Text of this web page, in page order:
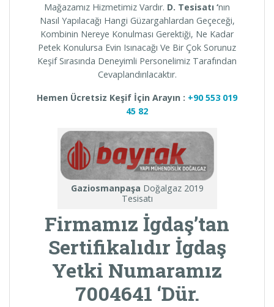
Mağazamız Hizmetimiz Vardır. D. Tesisatı ‘nın
Nasıl Yapılacağı Hangi Güzargahlardan Geçeceği,
Kombinin Nereye Konulması Gerektiği, Ne Kadar
Petek Konulursa Evin Isınacağı Ve Bir Çok Sorunuz
Keşif Sırasında Deneyimli Personelimiz Tarafından
Cevaplandırılacaktır.
Hemen Ücretsiz Keşif İçin Arayın : +90 553 019
45 82
Gaziosmanpaşa Doğalgaz 2019
Tesisatı
Firmamız İgdaş’tan
Sertifikalıdır İgdaş
Yetki Numaramız
7004641 ‘Dür.